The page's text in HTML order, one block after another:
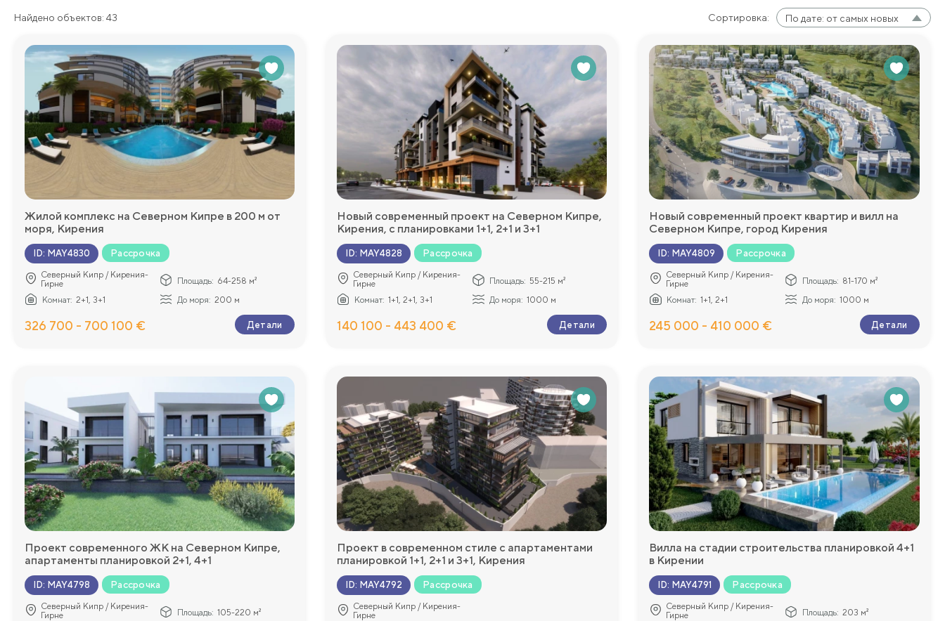
Найдено объектов: 43 Сортировка: По дате: от самых новых
Жилой комплекс на Северном Кипре в 200 м от
моря, Кирения
ID: MAY4830 Рассрочка
Северный Кипр / Кирения-
Гирне
Площадь: 64-258 м²
Комнат: 2+1, 3+1 До моря: 200 м
326 700 - 700 100 € Детали
Новый современный проект на Северном Кипре,
Кирения, c планировками 1+1, 2+1 и 3+1
ID: MAY4828 Рассрочка
Северный Кипр / Кирения-
Гирне
Площадь: 55-215 м²
Комнат: 1+1, 2+1, 3+1 До моря: 1000 м
140 100 - 443 400 € Детали
Новый современный проект квартир и вилл на
Северном Кипре, город Кирения
ID: MAY4809 Рассрочка
Северный Кипр / Кирения-
Гирне
Площадь: 81-170 м²
Комнат: 1+1, 2+1 До моря: 1000 м
245 000 - 410 000 € Детали
Проект современного ЖК на Северном Кипре,
апартаменты планировкой 2+1, 4+1
ID: MAY4798 Рассрочка
Северный Кипр / Кирения-
Гирне
Площадь: 105-220 м²
Проект в современном стиле с апартаментами
планировкой 1+1, 2+1 и 3+1, Кирения
ID: MAY4792 Рассрочка
Северный Кипр / Кирения-
Гирне
Вилла на стадии строительства планировкой 4+1
в Кирении
ID: MAY4791 Рассрочка
Северный Кипр / Кирения-
Гирне
Площадь: 203 м²